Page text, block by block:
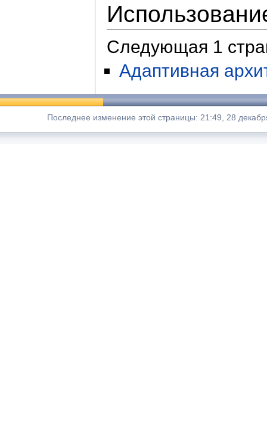
Следующая 1
Адаптивная
Последнее изменение этой страницы: 21:49, 28